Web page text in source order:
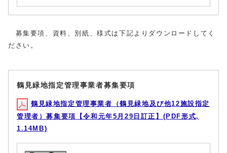
募集要項、資料、別紙、様式は下記よりダウンロードしてく
ださい。
鶴見緑地指定管理事業者募集要項
鶴見緑地指定管理事業者（鶴見緑地及び他12施設指定
管理者）募集要項【令和元年5月29日訂正】(PDF形式,
1.14MB)